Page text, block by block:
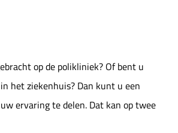
op de polikliniek? Of bent u
het ziekenhuis? Dan kunt u een
ervaring te delen. Dat kan op twee